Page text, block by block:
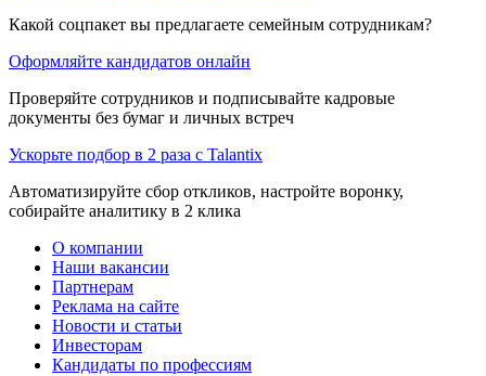
Какой соцпакет вы предлагаете семейным сотрудникам?
Оформляйте кандидатов онлайн
Проверяйте сотрудников и подписывайте кадровые
документы без бумаг и личных встреч
Ускорьте подбор в 2 раза с Talantix
Автоматизируйте сбор откликов, настройте воронку,
собирайте аналитику в 2 клика
О компании
Наши вакансии
Партнерам
Реклама на сайте
Новости и статьи
Инвесторам
Кандидаты по профессиям